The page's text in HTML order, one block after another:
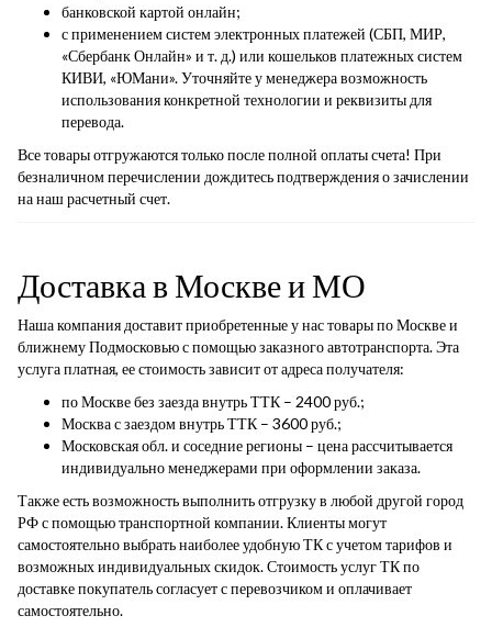
банковской картой онлайн;
с применением систем электронных платежей (СБП, МИР,
«Сбербанк Онлайн» и т. д.) или кошельков платежных систем
КИВИ, «ЮМани». Уточняйте у менеджера возможность
использования конкретной технологии и реквизиты для
перевода.
Все товары отгружаются только после полной оплаты счета! При
безналичном перечислении дождитесь подтверждения о зачислении
на наш расчетный счет.
Доставка в Москве и МО
Наша компания доставит приобретенные у нас товары по Москве и
ближнему Подмосковью с помощью заказного автотранспорта. Эта
услуга платная, ее стоимость зависит от адреса получателя:
по Москве без заезда внутрь ТТК – 2400 руб.;
Москва с заездом внутрь ТТК – 3600 руб.;
Московская обл. и соседние регионы – цена рассчитывается
индивидуально менеджерами при оформлении заказа.
Также есть возможность выполнить отгрузку в любой другой город
РФ с помощью транспортной компании. Клиенты могут
самостоятельно выбрать наиболее удобную ТК с учетом тарифов и
возможных индивидуальных скидок. Стоимость услуг ТК по
доставке покупатель согласует с перевозчиком и оплачивает
самостоятельно.